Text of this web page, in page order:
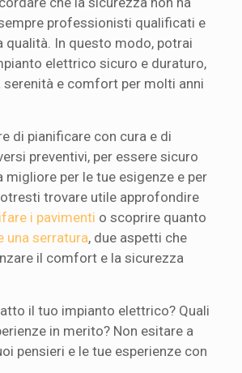
professionisti qualificati e
qualità. In questo modo, potrai
elettrico sicuro e duraturo,
serenità e comfort per molti anni
di pianificare con cura e di
preventivi, per essere sicuro
migliore per le tue esigenze e per
trovare utile approfondire
i pavimenti o scoprire quanto
una serratura, due aspetti che
il comfort e la sicurezza
il tuo impianto elettrico? Quali
in merito? Non esitare a
pensieri e le tue esperienze con